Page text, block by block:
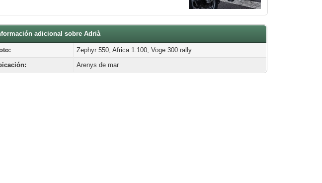
adicional sobre Adrià
Zephyr 550, Africa 1.100, Voge 300 rally
Arenys de mar